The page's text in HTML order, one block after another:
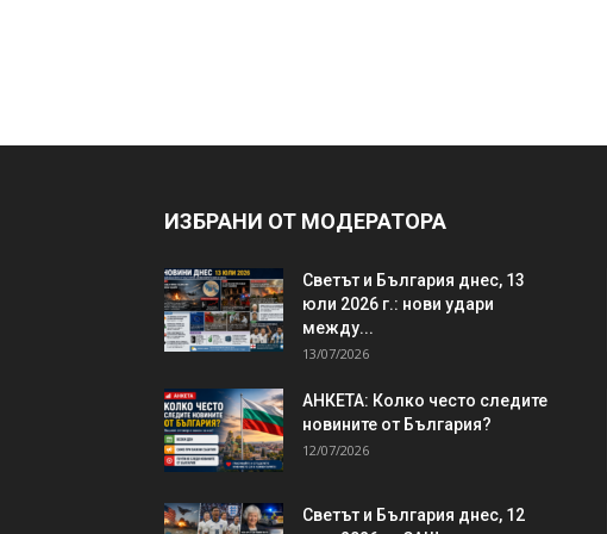
ИЗБРАНИ ОТ МОДЕРАТОРА
Светът и България днес, 13
юли 2026 г.: нови удари
между...
13/07/2026
АНКЕТА: Колко често следите
новините от България?
12/07/2026
Светът и България днес, 12